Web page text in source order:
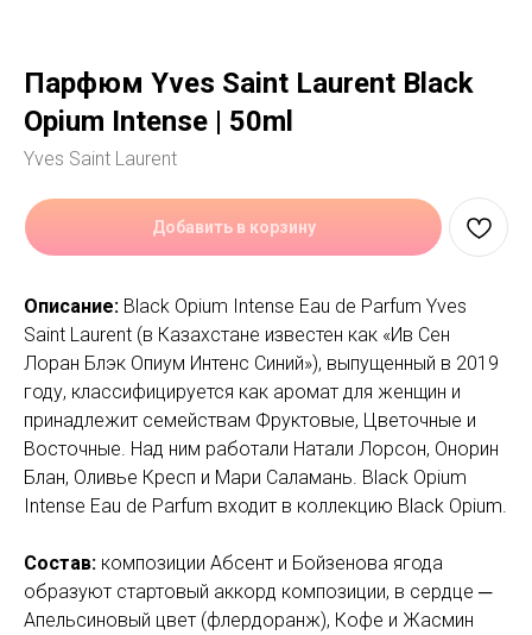
Парфюм Yves Saint Laurent Black
Opium Intense | 50ml
Yves Saint Laurent
Добавить в корзину
Описание: Black Opium Intense Eau de Parfum Yves
Saint Laurent (в Казахстане известен как «Ив Сен
Лоран Блэк Опиум Интенс Синий»), выпущенный в 2019
году, классифицируется как аромат для женщин и
принадлежит семействам Фруктовые, Цветочные и
Восточные. Над ним работали Натали Лорсон, Онорин
Блан, Оливье Кресп и Мари Саламань. Black Opium
Intense Eau de Parfum входит в коллекцию Black Opium.
Состав: композиции Абсент и Бойзенова ягода
образуют стартовый аккорд композиции, в сердце ─
Апельсиновый цвет (флердоранж), Кофе и Жасмин